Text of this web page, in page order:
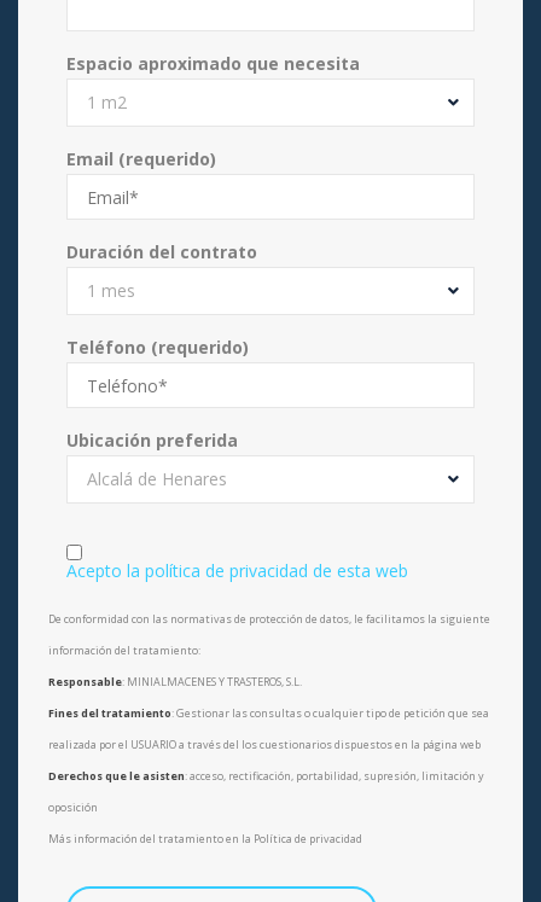
Espacio aproximado que necesita
1 m2
Email (requerido)
Duración del contrato
1 mes
Teléfono (requerido)
Ubicación preferida
Alcalá de Henares
Acepto la política de privacidad de esta web
De conformidad con las normativas de protección de datos, le facilitamos la siguiente
información del tratamiento:
Responsable: MINIALMACENES Y TRASTEROS, S.L.
Fines del tratamiento: Gestionar las consultas o cualquier tipo de petición que sea
realizada por el USUARIO a través del los cuestionarios dispuestos en la página web
Derechos que le asisten: acceso, rectificación, portabilidad, supresión, limitación y
oposición
Más información del tratamiento en la Política de privacidad